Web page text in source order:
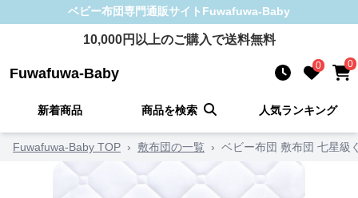
ベビー布団専門通販サイト Fuwafuwa-Baby
10,000円以上のご購入で送料無料
Fuwafuwa-Baby 0 0
新着商品 商品を検索 人気ランキング
Fuwafuwa-Baby TOP › 敷布団の一覧 › ベビー布団 敷布団 七星級